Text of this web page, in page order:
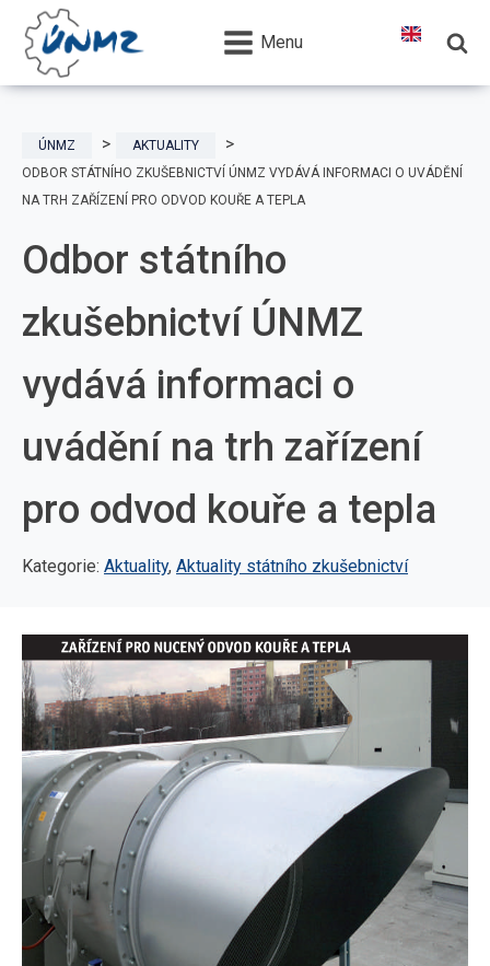
Menu
ÚNMZ
AKTUALITY
ODBOR STÁTNÍHO ZKUŠEBNICTVÍ ÚNMZ VYDÁVÁ INFORMACI O UVÁDĚNÍ
NA TRH ZAŘÍZENÍ PRO ODVOD KOUŘE A TEPLA
Odbor státního
zkušebnictví ÚNMZ
vydává informaci o
uvádění na trh zařízení
pro odvod kouře a tepla
Kategorie: Aktuality, Aktuality státního zkušebnictví